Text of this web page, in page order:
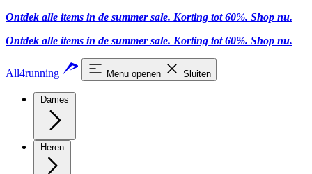
Ontdek alle items in de summer sale. Korting tot 60%. Shop nu.
Ontdek alle items in de summer sale. Korting tot 60%. Shop nu.
All4running Menu openen Sluiten
Dames
Heren